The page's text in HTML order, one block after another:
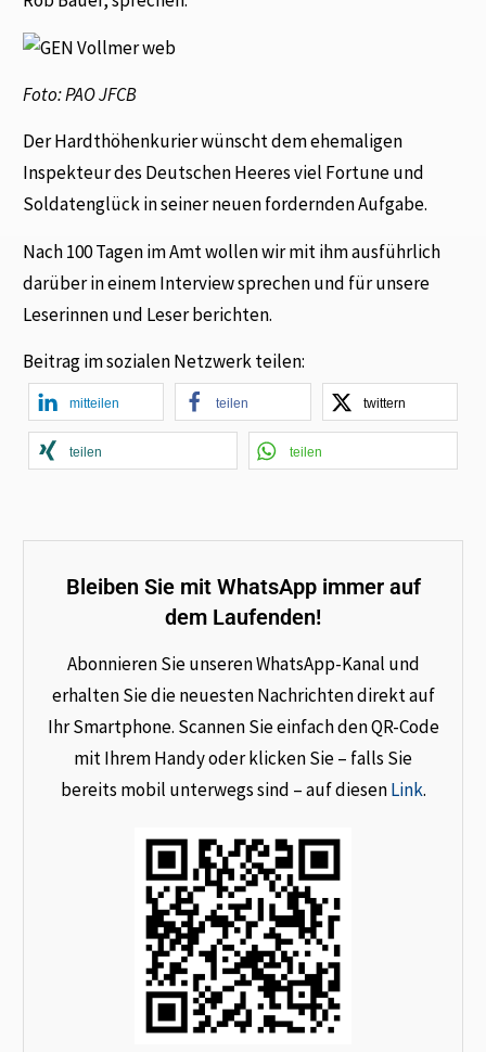
Foto: PAO JFCB
Der Hardthöhenkurier wünscht dem ehemaligen
Inspekteur des Deutschen Heeres viel Fortune und
Soldatenglück in seiner neuen fordernden Aufgabe.
Nach 100 Tagen im Amt wollen wir mit ihm ausführlich
darüber in einem Interview sprechen und für unsere
Leserinnen und Leser berichten.
Beitrag im sozialen Netzwerk teilen:
mitteilen teilen twittern
teilen teilen
Bleiben Sie mit WhatsApp immer auf
dem Laufenden!
Abonnieren Sie unseren WhatsApp-Kanal und
erhalten Sie die neuesten Nachrichten direkt auf
Ihr Smartphone. Scannen Sie einfach den QR-Code
mit Ihrem Handy oder klicken Sie – falls Sie
bereits mobil unterwegs sind – auf diesenLink.